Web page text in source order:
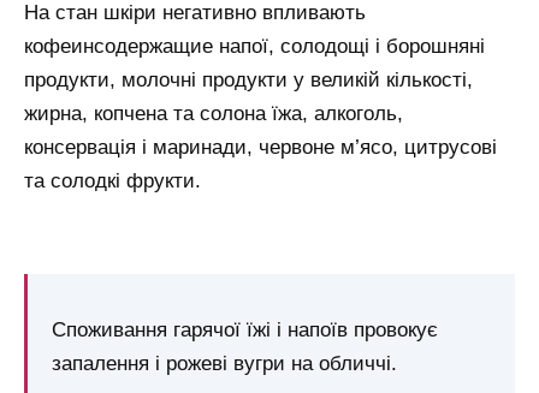
На стан шкіри негативно впливають
кофеинсодержащие напої, солодощі і борошняні
продукти, молочні продукти у великій кількості,
жирна, копчена та солона їжа, алкоголь,
консервація і маринади, червоне м’ясо, цитрусові
та солодкі фрукти.
Споживання гарячої їжі і напоїв провокує
запалення і рожеві вугри на обличчі.